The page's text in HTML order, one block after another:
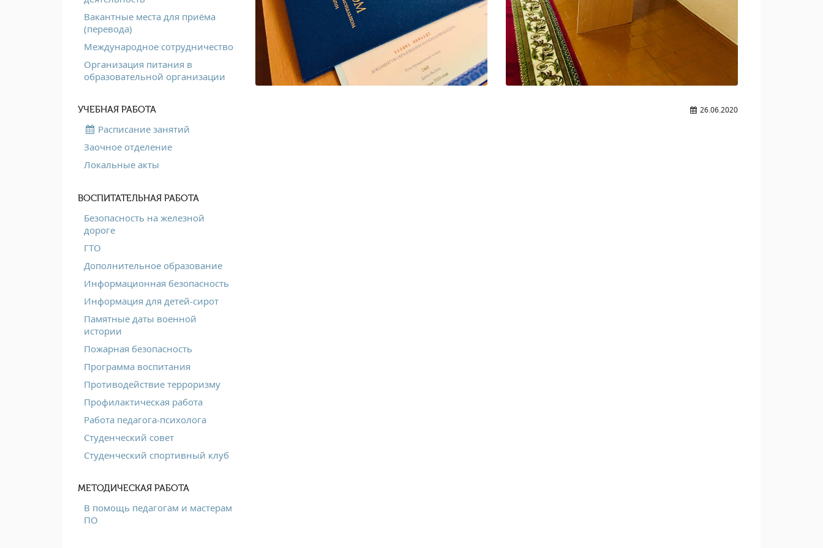
Вакантные места для приёма
(перевода)
Международное сотрудничество
Организация питания в
образовательной организации
УЧЕБНАЯ РАБОТА
Расписание занятий
Заочное отделение
Локальные акты
ВОСПИТАТЕЛЬНАЯ РАБОТА
Безопасность на железной
дороге
ГТО
Дополнительное образование
Информационная безопасность
Информация для детей-сирот
Памятные даты военной
истории
Пожарная безопасность
Программа воспитания
Противодействие терроризму
Профилактическая работа
Работа педагога-психолога
Студенческий совет
Студенческий спортивный клуб
МЕТОДИЧЕСКАЯ РАБОТА
В помощь педагогам и мастерам
ПО
26.06.2020